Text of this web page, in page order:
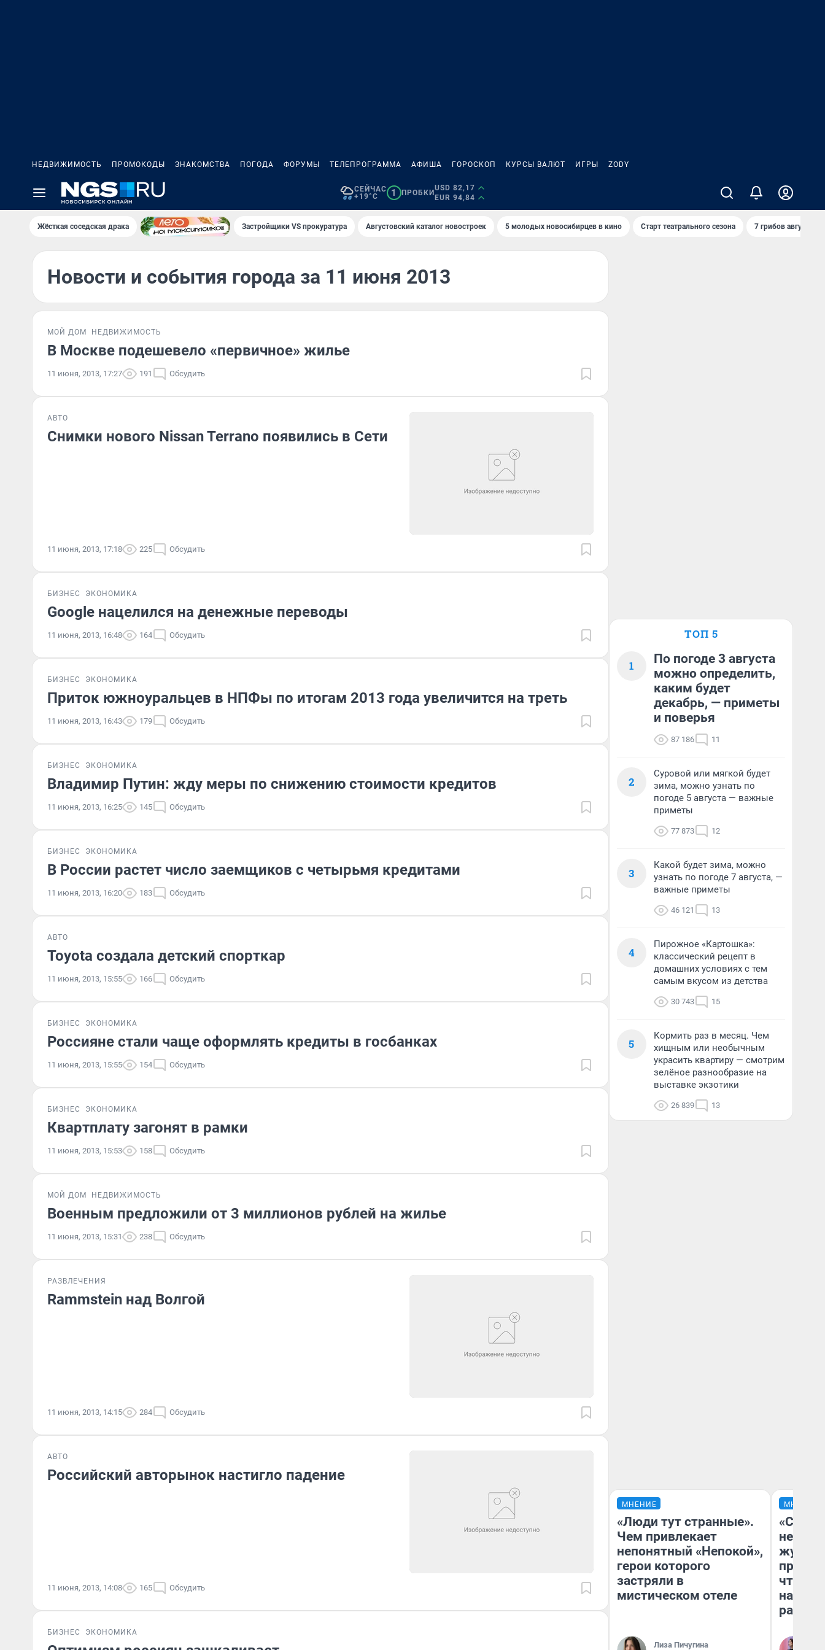
НЕДВИЖИМОСТЬ ПРОМОКОДЫ ЗНАКОМСТВА ПОГОДА ФОРУМЫ ТЕЛЕПРОГРАММА АФИША ГОРОСКОП КУРСЫ ВАЛЮТ ИГРЫ ZODY
СЕЙЧАС
+19°C
1 ПРОБКИ
USD 82,17
EUR 94,84
Жёсткая соседская драка Застройщики VS прокуратура Августовский каталог новостроек 5 молодых новосибирцев в кино Старт театрального сезона 7 грибов августа
Новости и события города за 11 июня 2013
МОЙ ДОМ НЕДВИЖИМОСТЬ
В Москве подешевело «первичное» жилье
11 июня, 2013, 17:27 191 Обсудить
АВТО
Снимки нового Nissan Terrano появились в Сети
11 июня, 2013, 17:18 225 Обсудить
БИЗНЕС ЭКОНОМИКА
Google нацелился на денежные переводы
11 июня, 2013, 16:48 164 Обсудить
БИЗНЕС ЭКОНОМИКА
Приток южноуральцев в НПФы по итогам 2013 года увеличится на треть
11 июня, 2013, 16:43 179 Обсудить
БИЗНЕС ЭКОНОМИКА
Владимир Путин: жду меры по снижению стоимости кредитов
11 июня, 2013, 16:25 145 Обсудить
БИЗНЕС ЭКОНОМИКА
В России растет число заемщиков с четырьмя кредитами
11 июня, 2013, 16:20 183 Обсудить
АВТО
Toyota создала детский спорткар
11 июня, 2013, 15:55 166 Обсудить
БИЗНЕС ЭКОНОМИКА
Россияне стали чаще оформлять кредиты в госбанках
11 июня, 2013, 15:55 154 Обсудить
БИЗНЕС ЭКОНОМИКА
Квартплату загонят в рамки
11 июня, 2013, 15:53 158 Обсудить
МОЙ ДОМ НЕДВИЖИМОСТЬ
Военным предложили от 3 миллионов рублей на жилье
11 июня, 2013, 15:31 238 Обсудить
РАЗВЛЕЧЕНИЯ
Rammstein над Волгой
11 июня, 2013, 14:15 284 Обсудить
АВТО
Российский авторынок настигло падение
11 июня, 2013, 14:08 165 Обсудить
БИЗНЕС ЭКОНОМИКА
ТОП 5
1
По погоде 3 августа
можно определить,
каким будет
декабрь, — приметы
и поверья
87 186 11
2
Суровой или мягкой будет
зима, можно узнать по
погоде 5 августа — важные
приметы
77 873 12
3
Какой будет зима, можно
узнать по погоде 7 августа, —
важные приметы
46 121 13
4
Пирожное «Картошка»:
классический рецепт в
домашних условиях с тем
самым вкусом из детства
30 743 15
5
Кормить раз в месяц. Чем
хищным или необычным
украсить квартиру — смотрим
зелёное разнообразие на
выставке экзотики
26 839 13
МНЕНИЕ
«Люди тут странные».
Чем привлекает
непонятный «Непокой»,
герои которого
застряли в
мистическом отеле
Лиза Пичугина
МНЕНИЕ
чтобы
на что
ради